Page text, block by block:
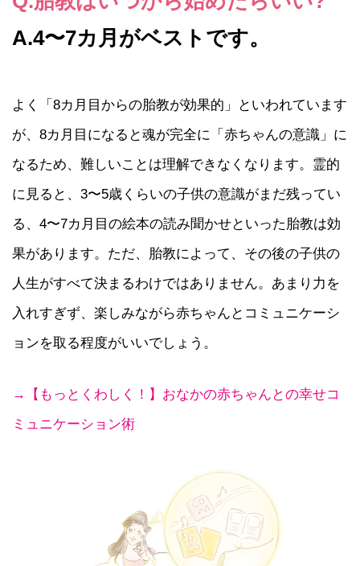
A.4〜7カ月がベストです。
よく「8カ月目からの胎教が効果的」といわれています
が、8カ月目になると魂が完全に「赤ちゃんの意識」に
なるため、難しいことは理解できなくなります。霊的
に見ると、3〜5歳くらいの子供の意識がまだ残ってい
る、4〜7カ月目の絵本の読み聞かせといった胎教は効
果があります。ただ、胎教によって、その後の子供の
人生がすべて決まるわけではありません。あまり力を
入れすぎず、楽しみながら赤ちゃんとコミュニケーシ
ョンを取る程度がいいでしょう。
→【もっとくわしく！】おなかの赤ちゃんとの幸せコ
ミュニケーション術